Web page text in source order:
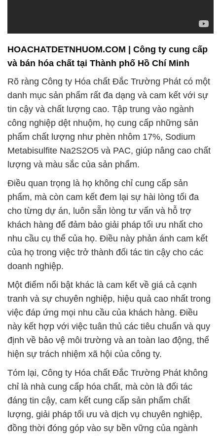
HOACHATDETNHUOM.COM | Công ty cung cấp
và bán hóa chất tại Thành phố Hồ Chí Minh
Rõ ràng Công ty Hóa chất Đắc Trường Phát có một
danh mục sản phẩm rất đa dạng và cam kết với sự
tin cậy và chất lượng cao. Tập trung vào ngành
công nghiệp dệt nhuộm, họ cung cấp những sản
phẩm chất lượng như phèn nhôm 17%, Sodium
Metabisulfite Na2S2O5 và PAC, giúp nâng cao chất
lượng và màu sắc của sản phẩm.
Điều quan trọng là họ không chỉ cung cấp sản
phẩm, mà còn cam kết đem lại sự hài lòng tối đa
cho từng dự án, luôn sẵn lòng tư vấn và hỗ trợ
khách hàng để đảm bảo giải pháp tối ưu nhất cho
nhu cầu cụ thể của họ. Điều này phản ánh cam kết
của họ trong việc trở thành đối tác tin cậy cho các
doanh nghiệp.
Một điểm nổi bật khác là cam kết về giá cả cạnh
tranh và sự chuyên nghiệp, hiệu quả cao nhất trong
việc đáp ứng mọi nhu cầu của khách hàng. Điều
này kết hợp với việc tuân thủ các tiêu chuẩn và quy
định về bảo vệ môi trường và an toàn lao động, thể
hiện sự trách nhiệm xã hội của công ty.
Tóm lại, Công ty Hóa chất Đắc Trường Phát không
chỉ là nhà cung cấp hóa chất, mà còn là đối tác
đáng tin cậy, cam kết cung cấp sản phẩm chất
lượng, giải pháp tối ưu và dịch vụ chuyên nghiệp,
đồng thời đóng góp vào sự bền vững của ngành